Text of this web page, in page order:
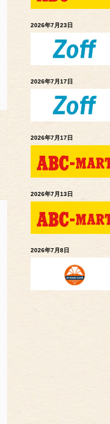
2026年7月23日
2026年7月17日
2026年7月17日
2026年7月13日
2026年7月8日